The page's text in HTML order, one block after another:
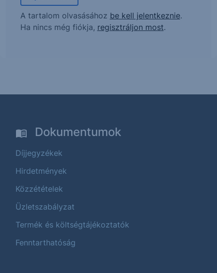
A tartalom olvasásához be kell jelentkeznie.
Ha nincs még fiókja, regisztráljon most.
Dokumentumok
Díjjegyzékek
Hirdetmények
Közzétételek
Üzletszabályzat
Termék és költségtájékoztatók
Fenntarthatóság